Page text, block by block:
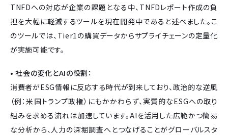
TNFDへの対応が企業の課題となる中、TNFDレポート作成の負
担を大幅に軽減するツールを現在開発中であると述べました。こ
のツールでは、Tier1の購買データからサプライチェーンの定量化
が実施可能です。
• 社会の変化とAIの役割：
消費者がESG情報に反応する時代が到来しており、政治的な逆風
（例：米国トランプ政権）にもかかわらず、実質的なESGへの取り
組みを求める流れは加速しています。AIを活用した広範かつ簡易
な分析から、人力の深堀調査へとつなげることがグローバルスタ